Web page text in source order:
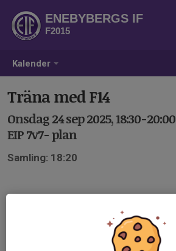
Kalender
ENEBYBERGS IF
F2015
Träna med F14
Onsdag 24 sep 2025, 18:30-20:00
EIP 7v7- plan
Samling: 18:20